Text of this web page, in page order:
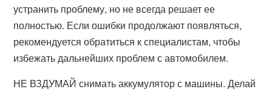
устранить проблему, но не всегда решает ее
полностью. Если ошибки продолжают появляться,
рекомендуется обратиться к специалистам, чтобы
избежать дальнейших проблем с автомобилем.
НЕ ВЗДУМАЙ снимать аккумулятор с машины. Делай